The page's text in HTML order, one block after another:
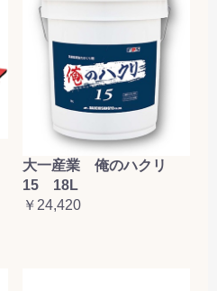
大一産業 俺のハクリ
15 18L
￥24,420